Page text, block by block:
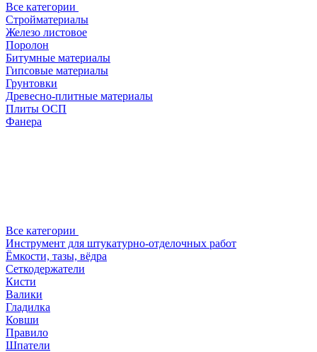
Все категории
Стройматериалы
Железо листовое
Поролон
Битумные материалы
Гипсовые материалы
Грунтовки
Древесно-плитные материалы
Плиты ОСП
Фанера
Все категории
Инструмент для штукатурно-отделочных работ
Ёмкости, тазы, вёдра
Сеткодержатели
Кисти
Валики
Гладилка
Ковши
Правило
Шпатели